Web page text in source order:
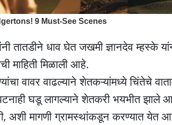
तातडीने धाव घेत जखमी ज्ञानदेव म्हस्के
माहिती मिळाली आहे.
वावर वाढल्याने शेतकऱ्यांमध्ये चिंतेचे
घडू लागल्याने शेतकरी भयभीत झाले
अशी मागणी ग्रामस्थांकडून करण्यात येत